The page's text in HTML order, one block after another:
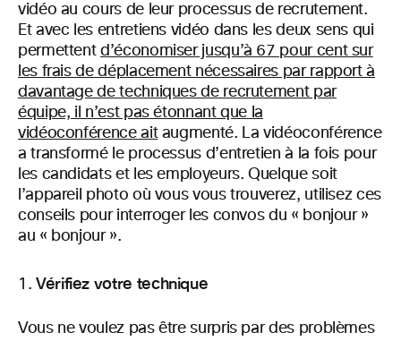
vidéo au cours de leur processus de recrutement.
Et avec les entretiens vidéo dans les deux sens qui
permettentd’économiser jusqu’à 67 pour cent sur
les frais de déplacement nécessaires par rapport à
davantage de techniques de recrutement par
équipe, il n’est pas étonnant que la
vidéoconférence aitaugmenté. La vidéoconférence
a transformé le processus d’entretien à la fois pour
les candidats et les employeurs. Quelque soit
l’appareil photo où vous vous trouverez, utilisez ces
conseils pour interroger les convos du « bonjour »
au « bonjour ».
Vérifiez votre technique
Vous ne voulez pas être surpris par des problèmes